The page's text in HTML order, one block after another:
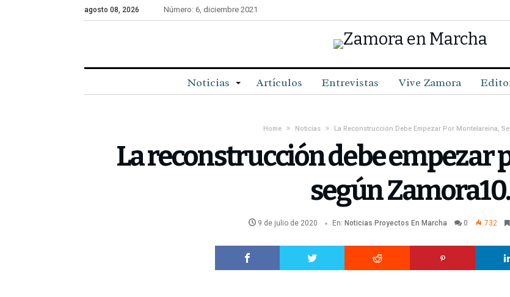
agosto 08, 2026 Número: 6, diciembre 2021
Noticias Artículos Entrevistas Vive Zamora
Home Noticias La Reconstrucción Debe Empezar Por Montelareina,
La reconstrucción debe empezar
según Zamora10.
9 de julio de 2020 En: Noticias Proyectos En Marcha 0 732